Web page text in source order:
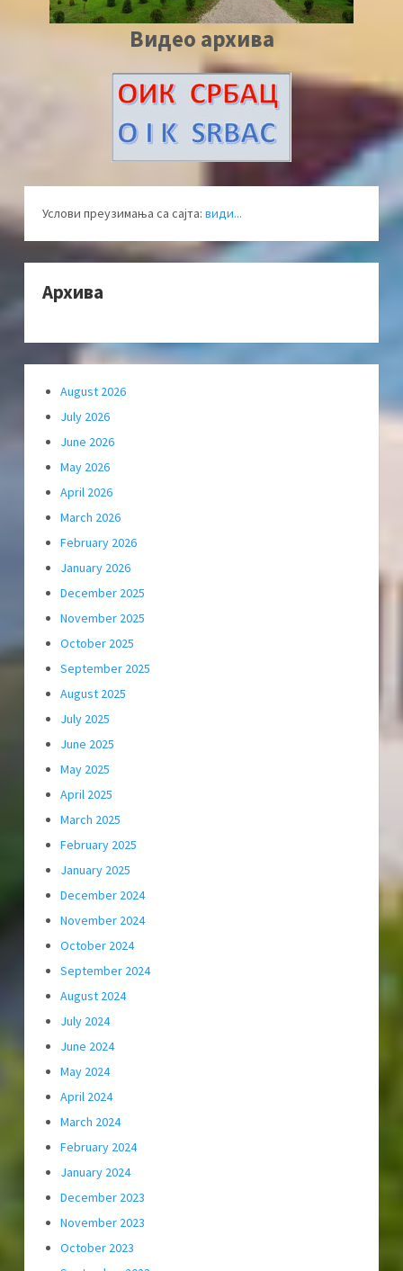
Видео архива
Услови преузимања са сајта: види...
Архива
August 2026
July 2026
June 2026
May 2026
April 2026
March 2026
February 2026
January 2026
December 2025
November 2025
October 2025
September 2025
August 2025
July 2025
June 2025
May 2025
April 2025
March 2025
February 2025
January 2025
December 2024
November 2024
October 2024
September 2024
August 2024
July 2024
June 2024
May 2024
April 2024
March 2024
February 2024
January 2024
December 2023
November 2023
October 2023